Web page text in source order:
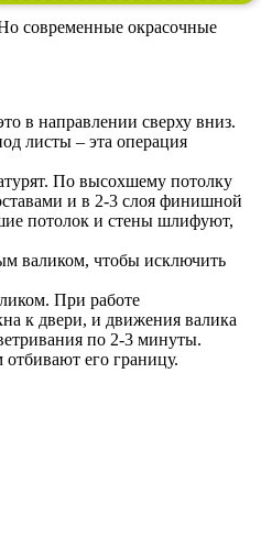
современные окрасочные
в направлении сверху вниз.
листы – эта операция
По высохшему потолку
и в 2-3 слоя финишной
потолок и стены шлифуют,
валиком, чтобы исключить
При работе
к двери, и движения валика
по 2-3 минуты.
его границу.